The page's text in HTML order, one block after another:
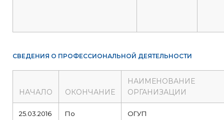
СВЕДЕНИЯ О ПРОФЕССИОНАЛЬНОЙ ДЕЯТЕЛЬНОСТИ
НАЧАЛО ОКОНЧАНИЕ
НАИМЕНОВАНИЕ
ОРГАНИЗАЦИИ
25.03.2016
По
ОГУП